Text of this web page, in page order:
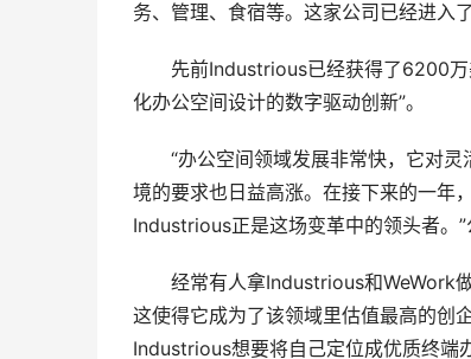
务、管理、食宿等。这家公司已经进入
先前Industrious已经获得了6200万
化办公空间设计的数字驱动创新”。
“办公空间领域发展非常快，它对灵
境的要求也日益高涨。在接下来的一年
Industrious正是这场变革中的领头者。
经常有人拿Industrious和WeWork做
这使得它成为了该领域里估值最高的创
Industrious想要将自己定位成优质终端